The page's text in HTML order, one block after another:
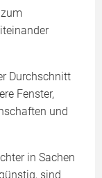
Durchschnitt
Fenster,
und
in Sachen
sind